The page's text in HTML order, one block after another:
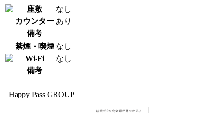
座敷
なし
カウンター あり
備考
禁煙・喫煙 なし
Wi-Fi
なし
備考
Happy Pass GROUP